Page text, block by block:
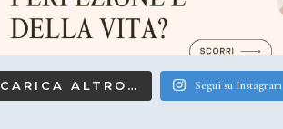
CARICA ALTRO… Segui su Instagram